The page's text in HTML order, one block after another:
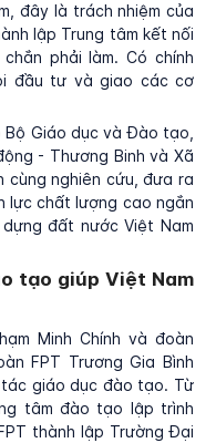
đây là trách nhiệm của
lập Trung tâm kết nối
phải làm. Có chính
đầu tư và giao các cơ
Giáo dục và Đào tạo,
- Thương Binh và Xã
cùng nghiên cứu, đưa ra
lực chất lượng cao ngắn
đất nước Việt Nam
tạo giúp Việt Nam
Minh Chính và đoàn
FPT Trương Gia Bình
giáo dục đào tạo. Từ
tâm đào tạo lập trình
thành lập Trường Đại